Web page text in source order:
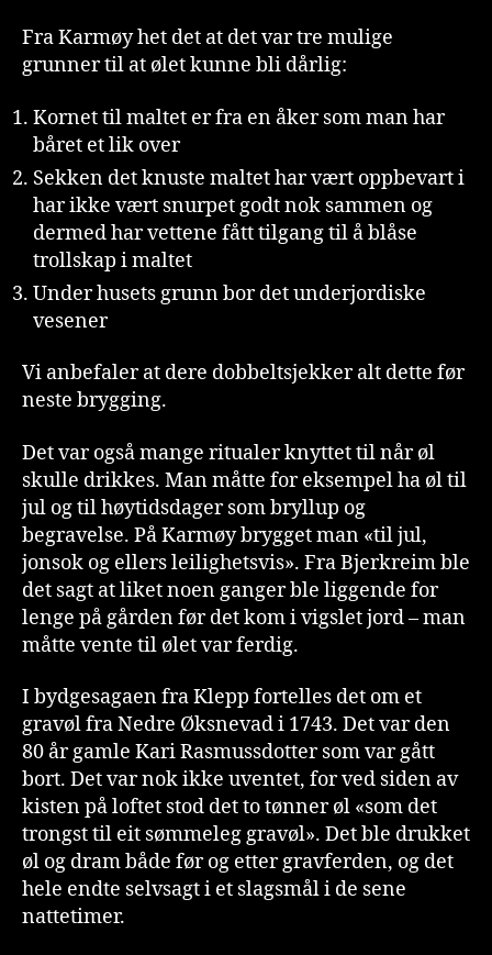
Fra Karmøy het det at det var tre mulige
grunner til at ølet kunne bli dårlig:
Kornet til maltet er fra en åker som man har
båret et lik over
Sekken det knuste maltet har vært oppbevart i
har ikke vært snurpet godt nok sammen og
dermed har vettene fått tilgang til å blåse
trollskap i maltet
Under husets grunn bor det underjordiske
vesener
Vi anbefaler at dere dobbeltsjekker alt dette før
neste brygging.
Det var også mange ritualer knyttet til når øl
skulle drikkes. Man måtte for eksempel ha øl til
jul og til høytidsdager som bryllup og
begravelse. På Karmøy brygget man «til jul,
jonsok og ellers leilighetsvis». Fra Bjerkreim ble
det sagt at liket noen ganger ble liggende for
lenge på gården før det kom i vigslet jord – man
måtte vente til ølet var ferdig.
I bydgesagaen fra Klepp fortelles det om et
gravøl fra Nedre Øksnevad i 1743. Det var den
80 år gamle Kari Rasmussdotter som var gått
bort. Det var nok ikke uventet, for ved siden av
kisten på loftet stod det to tønner øl «som det
trongst til eit sømmeleg gravøl». Det ble drukket
øl og dram både før og etter gravferden, og det
hele endte selvsagt i et slagsmål i de sene
nattetimer.